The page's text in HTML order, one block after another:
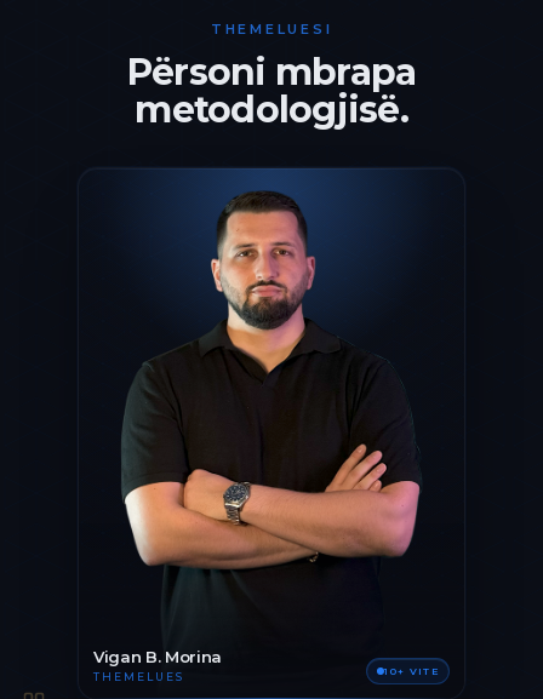
THEMELUESI
Përsoni mbrapa
metodologjisë.
Vigan B. Morina
THEMELUES 10+ VITE